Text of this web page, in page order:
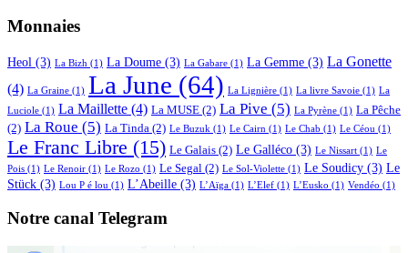
Monnaies
Heol (3) La Bizh (1) La Doume (3) La Gabare (1) La Gemme (3) La Gonette
(4) La Graine (1) La June (64) La Lignière (1) La livre Savoie (1) La
Luciole (1) La Maillette (4) La MUSE (2) La Pive (5) La Pyrène (1) La Pêche
(2) La Roue (5) La Tinda (2) Le Buzuk (1) Le Cairn (1) Le Chab (1) Le Céou (1)
Le Franc Libre (15) Le Galais (2) Le Galléco (3) Le Nissart (1) Le
Pois (1) Le Renoir (1) Le Rozo (1) Le Segal (2) Le Sol-Violette (1) Le Soudicy (3) Le
Stück (3) Lou P é lou (1) L’Abeille (3) L’Aïga (1) L’Elef (1) L’Eusko (1) Vendéo (1)
Notre canal Telegram